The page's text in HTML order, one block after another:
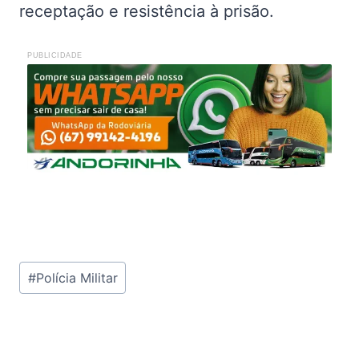
receptação e resistência à prisão.
PUBLICIDADE
Tags
do
#Polícia Militar